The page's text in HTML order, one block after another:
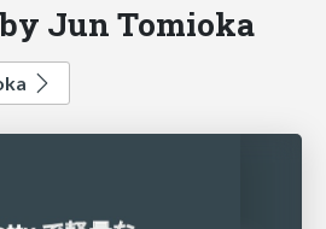
Jun Tomioka